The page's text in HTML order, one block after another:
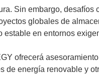
Sin embargo, desafíos
globales de
estable en entornos
ofrecerá
de energía renovable y